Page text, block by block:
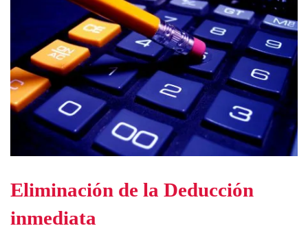
Eliminación de la Deducción
inmediata